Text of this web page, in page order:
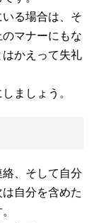
る場合は、そ
マナーにもな
かえって失礼
ましょう。
、そして自分
自分を含めた